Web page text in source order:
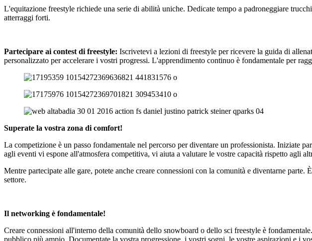
L'equitazione freestyle richiede una serie di abilità uniche. Dedicate tempo a padroneggiare
atterraggi forti.
Partecipare ai contest di freestyle: Iscrivetevi a lezioni di freestyle per ricevere la guida di
personalizzato per accelerare i vostri progressi. L'apprendimento continuo è fondamentale per
Superate la vostra zona di comfort!
La competizione è un passo fondamentale nel percorso per diventare un professionista. Iniziate
agli eventi vi espone all'atmosfera competitiva, vi aiuta a valutare le vostre capacità rispetto agli
Mentre partecipate alle gare, potete anche creare connessioni con la comunità e diventarne
settore.
Il networking è fondamentale!
Creare connessioni all'interno della comunità dello snowboard o dello sci freestyle è